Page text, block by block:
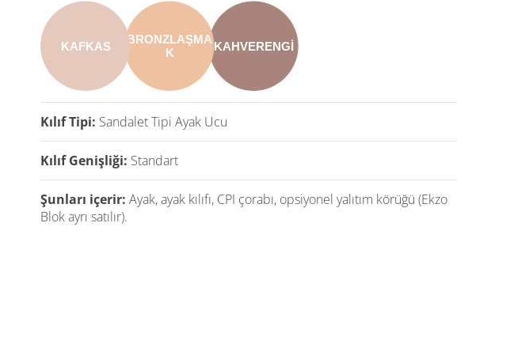
KAFKAS
BRONZLAŞMA
K
KAHVERENGI
Kılıf Tipi: Sandalet Tipi Ayak Ucu
Kılıf Genişliği: Standart
Şunları içerir: Ayak, ayak kılıfı, CPI çorabı, opsiyonel yalıtım körüğü (Ekzo
Blok ayrı satılır).